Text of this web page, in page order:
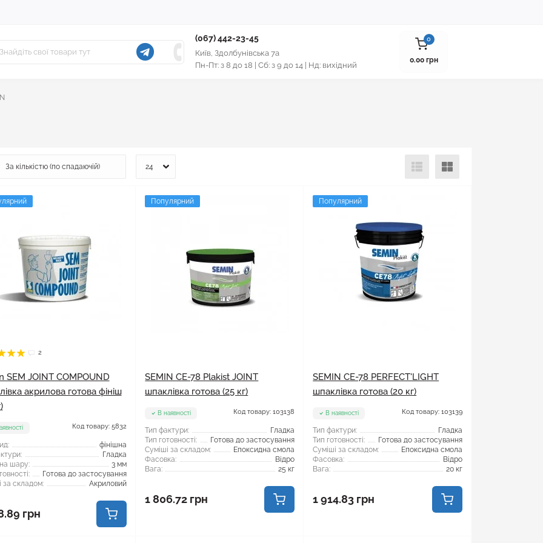
(067) 442-23-45
Київ, Здолбунівська 7а
Пн-Пт: з 8 до 18 | Сб: з 9 до 14 | Нд: вихідний
0
0.00 грн
2
SEM JOINT COMPOUND
акрилова готова фініш
Код товару: 5832
фінішна
Гладка
шару:
3 мм
Готова до застосування
за складом:
Акриловий
грн
Популярний
SEMIN СЕ-78 Plakist JOINT
шпаклівка готова (25 кг)
В наявності Код товару: 103138
Тип фактури:
Гладка
Тип готовності:
Готова до застосування
Суміші за складом:
Епоксидна смола
Фасовка:
Відро
Вага:
25 кг
1 806.72 грн
Популярний
SEMIN СЕ-78 PERFECT'LIGHT
шпаклівка готова (20 кг)
В наявності Код товару: 103139
Тип фактури:
Гладка
Тип готовності:
Готова до застосування
Суміші за складом:
Епоксидна смола
Фасовка:
Відро
Вага:
20 кг
1 914.83 грн